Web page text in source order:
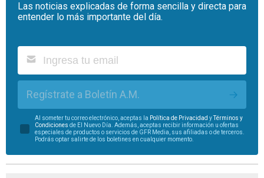
Las noticias explicadas de forma sencilla y directa para
entender lo más importante del día.
Regístrate a Boletín A.M.
Al someter tu correo electrónico, aceptas la Política de Privacidad yTérminos y
Condiciones de El Nuevo Día. Además, aceptas recibir información u ofertas
especiales de productos o servicios de GFR Media, sus afiliadas o de terceros.
Podrás optar salirte de los boletines en cualquier momento.